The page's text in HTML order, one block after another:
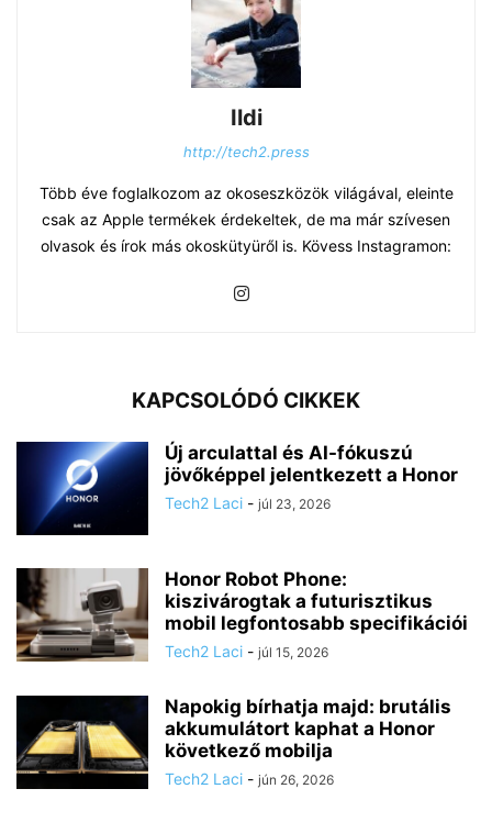
Ildi
http://tech2.press
Több éve foglalkozom az okoseszközök világával, eleinte
csak az Apple termékek érdekeltek, de ma már szívesen
olvasok és írok más okoskütyüről is. Kövess Instagramon:
KAPCSOLÓDÓ CIKKEK
Új arculattal és AI-fókuszú
jövőképpel jelentkezett a Honor
Tech2 Laci - júl 23, 2026
Honor Robot Phone:
kiszivárogtak a futurisztikus
mobil legfontosabb specifikációi
Tech2 Laci - júl 15, 2026
Napokig bírhatja majd: brutális
akkumulátort kaphat a Honor
következő mobilja
Tech2 Laci - jún 26, 2026